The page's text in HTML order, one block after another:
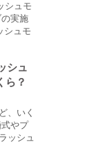
シュモ
実施
シュモ
シュ
ら？
、いく
やプ
ッシュ